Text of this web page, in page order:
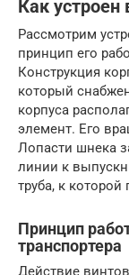
Как устроен
Рассмотрим
принцип его
Конструкция
который
корпуса
элемент. Его
Лопасти шнека
линии к
труба, к
Принцип
транспортера
Действие